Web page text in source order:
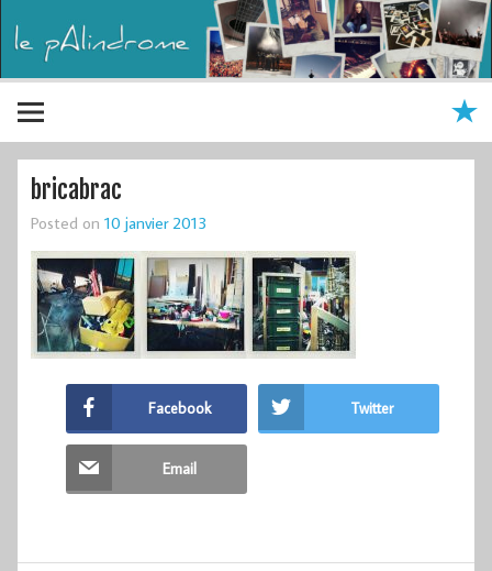
bricabrac
Posted on 10 janvier 2013
Facebook Twitter
Email